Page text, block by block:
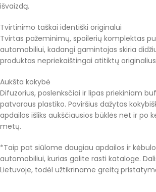
išvaizdą.
Tvirtinimo taškai identiški originalui
Tvirtas pažeminimų, spoilerių komplektas
automobiliui, kadangi gamintojas skiria
produktas nepriekaištingai atitiktų
Aukšta kokybė
Difuzorius, poslenksčiai ir lipas priekiniam
patvaraus plastiko. Paviršius dažytas
apdailos išliks aukščiausios būklės net ir po
metų.
*Taip pat siūlome daugiau apdailos ir
automobiliui, kurias galite rasti kataloge.
Lietuvoje, todėl užtikriname greitą